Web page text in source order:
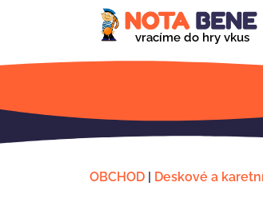
vracíme do hry vkus
OBCHOD | Deskové a